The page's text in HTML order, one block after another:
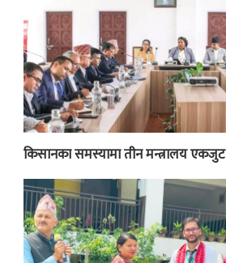
किसानका समस्यामा तीन मन्त्रालय एकजुट